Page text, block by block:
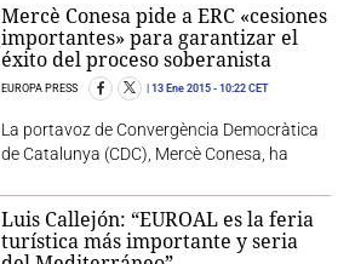
Mercè Conesa pide a ERC «cesiones
importantes» para garantizar el
éxito del proceso soberanista
EUROPA PRESS 13 Ene 2015 - 10:22 CET
La portavoz de Convergència Democràtica
de Catalunya (CDC), Mercè Conesa, ha
Luis Callejón: “EUROAL es la feria
turística más importante y seria